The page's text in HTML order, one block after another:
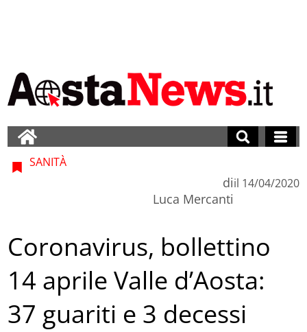
SANITÀ
di
Luca Mercanti
il 14/04/2020
Coronavirus, bollettino
14 aprile Valle d’Aosta:
37 guariti e 3 decessi